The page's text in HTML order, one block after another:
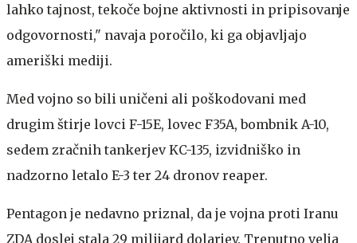
lahko tajnost, tekoče bojne aktivnosti in pripisovanje
odgovornosti," navaja poročilo, ki ga objavljajo
ameriški mediji.
Med vojno so bili uničeni ali poškodovani med
drugim štirje lovci F-15E, lovec F35A, bombnik A-10,
sedem zračnih tankerjev KC-135, izvidniško in
nadzorno letalo E-3 ter 24 dronov reaper.
Pentagon je nedavno priznal, da je vojna proti Iranu
ZDA doslej stala 29 milijard dolarjev. Trenutno velja